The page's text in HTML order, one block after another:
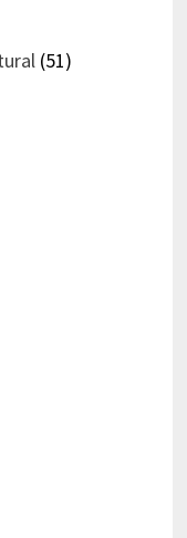
(51)